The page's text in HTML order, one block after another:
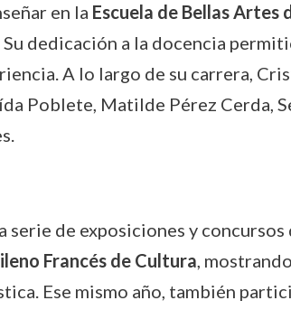
en la Escuela de Bellas Artes
dedicación a la docencia
A lo largo de su carrera,
Poblete, Matilde Pérez Cerda,
de exposiciones y
Francés de Cultura,
Ese mismo año, también